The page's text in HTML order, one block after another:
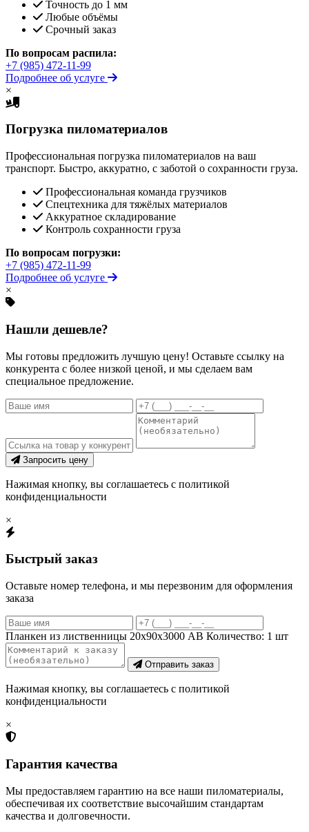
Точность до 1 мм
Любые объёмы
Срочный заказ
По вопросам распила:
+7 (985) 472-11-99
Подробнее об услуге
×
Погрузка пиломатериалов
Профессиональная погрузка пиломатериалов на ваш
транспорт. Быстро, аккуратно, с заботой о сохранности груза.
Профессиональная команда грузчиков
Спецтехника для тяжёлых материалов
Аккуратное складирование
Контроль сохранности груза
По вопросам погрузки:
+7 (985) 472-11-99
Подробнее об услуге
×
Нашли дешевле?
Мы готовы предложить лучшую цену! Оставьте ссылку на
конкурента с более низкой ценой, и мы сделаем вам
специальное предложение.
Запросить цену
Нажимая кнопку, вы соглашаетесь с политикой
конфиденциальности
×
Быстрый заказ
Оставьте номер телефона, и мы перезвоним для оформления
заказа
Планкен из лиственницы 20х90х3000 AB Количество: 1 шт
Отправить заказ
Нажимая кнопку, вы соглашаетесь с политикой
конфиденциальности
×
Гарантия качества
Мы предоставляем гарантию на все наши пиломатериалы,
обеспечивая их соответствие высочайшим стандартам
качества и долговечности.